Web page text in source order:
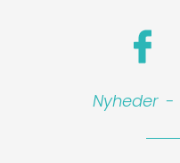
Nyheder -